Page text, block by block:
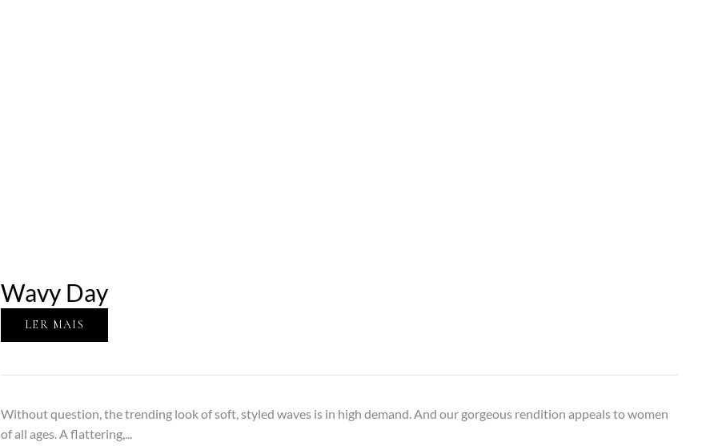
Wavy Day
LER MAIS
Without question, the trending look of soft, styled waves is in high demand. And our gorgeous rendition appeals to women
of all ages. A flattering,...